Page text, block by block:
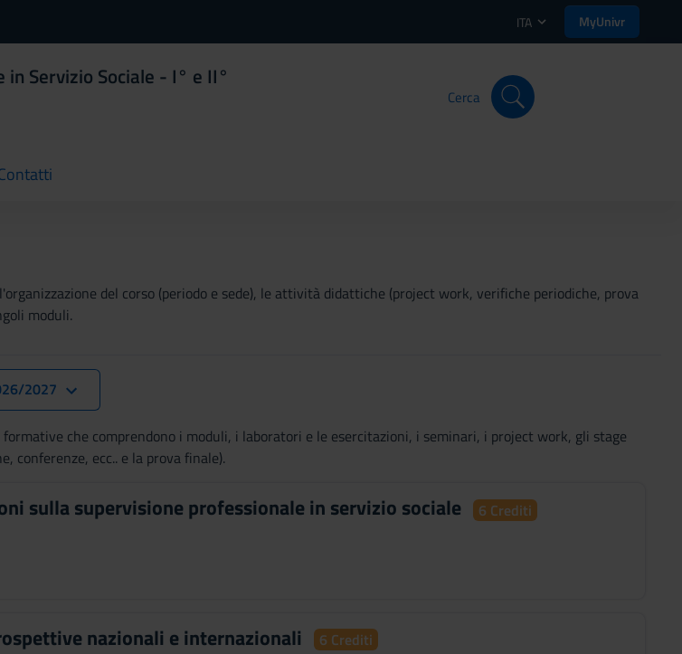
ITA MyUnivr
Servizio Sociale - I° e II°
Cerca
del corso (periodo e sede), le attività didattiche (project work, verifiche periodiche, prova
moduli.
2027
che comprendono i moduli, i laboratori e le esercitazioni, i seminari, i project work, gli stage
ecc.. e la prova finale).
sulla supervisione professionale in servizio sociale 6 Crediti
nazionali e internazionali 6 Crediti